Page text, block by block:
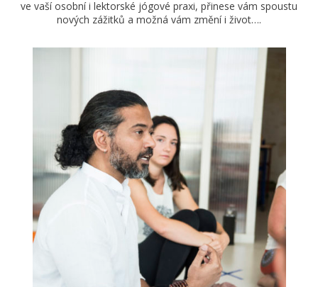
ve vaší osobní i lektorské jógové praxi, přinese vám spoustu
nových zážitků a možná vám změní i život….